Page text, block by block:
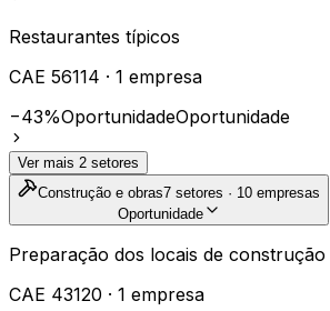
Restaurantes típicos
CAE 56114 · 1 empresa
−43%OportunidadeOportunidade
Ver mais 2 setores
Construção e obras7 setores · 10 empresas
Oportunidade
Preparação dos locais de construção
CAE 43120 · 1 empresa